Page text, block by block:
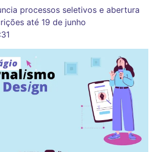
processos seletivos e abertura
até 19 de junho